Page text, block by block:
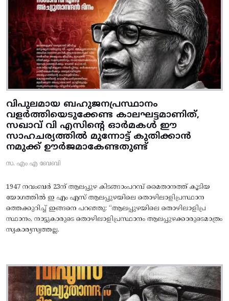
വിപുലമായ ബഹുജനപ്രസ്ഥാനം
വളർത്തിയെടുക്കേണ്ട കാലഘട്ടമാണിത്,
സഖാവ് വി എസിന്റെ ഓർമകൾ ഈ
സാഹചര്യത്തിൽ മുന്നോട്ട്‌ കുതിക്കാൻ
നമുക്ക് ഊർജമാകേണ്ടതുണ്ട്
സ. എം എ ബേബി
1947 നവംബർ 23ന് ആലപ്പുഴ കിടങ്ങാംപറമ്പ്‌ മൈതാനത്ത്‌ കൂടിയ
യോഗത്തിൽ ഇ എം എസ് ആലപ്പുഴയിലെ തൊഴിലാളിപ്രസ്ഥാന
ത്തെക്കുറിച്ച് ഇങ്ങനെ പറഞ്ഞു: “ആലപ്പുഴയിലെ തൊഴിലാളിപ്ര
സ്ഥാനം, നാട്ടുകാരുടെ തൊഴിലാളിപ്രസ്ഥാനം ആലപ്പുഴക്കാരുടെമാത്രം
സ്വകാര്യസ്വത്തല്ല.